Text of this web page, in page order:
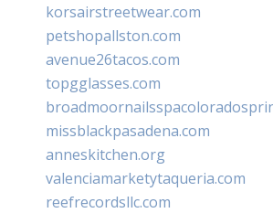
korsairstreetwear.com
petshopallston.com
avenue26tacos.com
topgglasses.com
missblackpasadena.com
anneskitchen.org
valenciamarketytaqueria.com
reefrecordsllc.com